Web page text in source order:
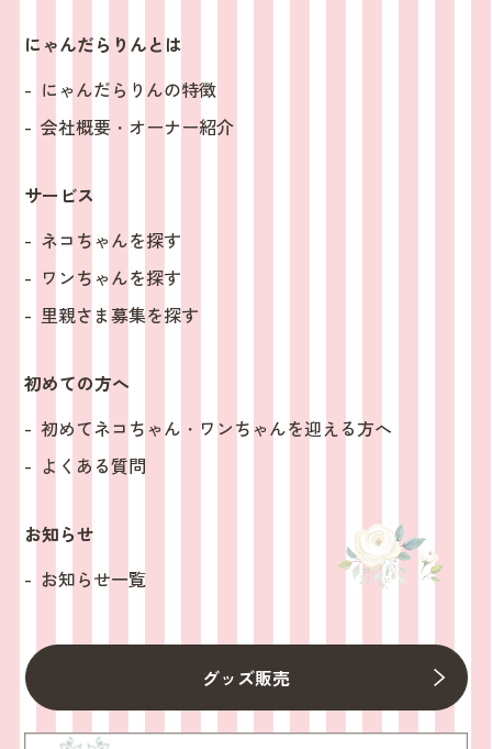
にゃんだらりんとは
にゃんだらりんの特徴
会社概要・オーナー紹介
サービス
ネコちゃんを探す
ワンちゃんを探す
里親さま募集を探す
初めての方へ
初めてネコちゃん・ワンちゃんを迎える方へ
よくある質問
お知らせ
お知らせ一覧
グッズ販売